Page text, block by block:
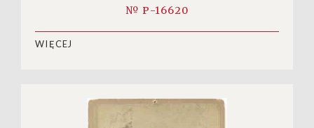
№ P-16620
WIĘCEJ